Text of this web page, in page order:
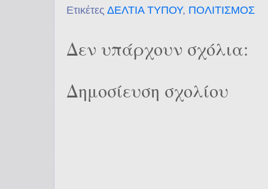
Ετικέτες ΔΕΛΤΙΑ ΤΥΠΟΥ, ΠΟΛΙΤΙΣΜΟΣ
Δεν υπάρχουν σχόλια:
Δημοσίευση σχολίου